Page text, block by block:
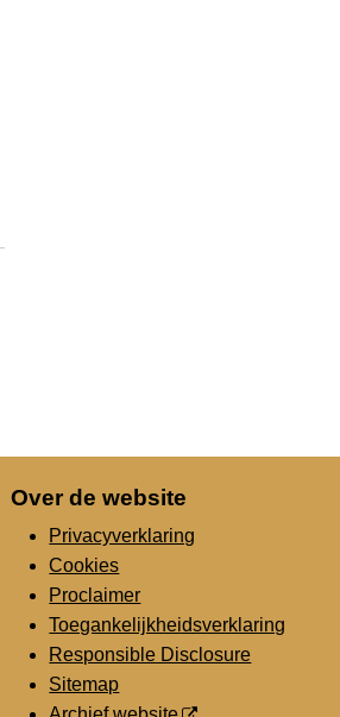
Over de website
Privacyverklaring
Cookies
Proclaimer
Toegankelijkheidsverklaring
Responsible Disclosure
Sitemap